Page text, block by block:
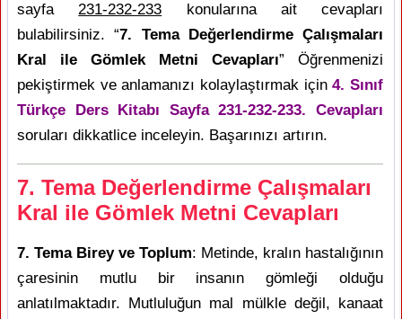
sayfa231-232-233 konularına ait cevapları
bulabilirsiniz. “7. Tema Değerlendirme Çalışmaları
Kral ile Gömlek Metni Cevapları” Öğrenmenizi
pekiştirmek ve anlamanızı kolaylaştırmak için4. Sınıf
Türkçe Ders Kitabı Sayfa 231-232-233. Cevapları
soruları dikkatlice inceleyin. Başarınızı artırın.
7. Tema Değerlendirme Çalışmaları
Kral ile Gömlek Metni Cevapları
7. Tema Birey ve Toplum: Metinde, kralın hastalığının
çaresinin mutlu bir insanın gömleği olduğu
anlatılmaktadır. Mutluluğun mal mülkle değil, kanaat